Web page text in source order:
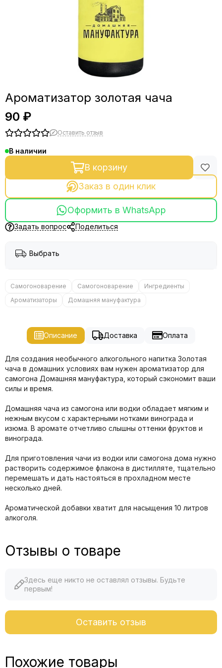
Ароматизатор золотая чача
90 ₽
Оставить отзыв
В наличии
В корзину
Заказ в один клик
Оформить в WhatsApp
Задать вопрос Поделиться
Выбрать
Самогоноварение Самогоноварение
Ингредиенты
Ароматизаторы
Домашняя мануфактура
Описание Доставка Оплата
Для создания необычного алкогольного напитка Золотая
чача в домашних условиях вам нужен ароматизатор для
самогона Домашняя мануфактура, который сэкономит ваши
силы и время.
Домашняя чача из самогона или водки обладает мягким и
нежным вкусом с характерными нотками винограда и
изюма. В аромате отчетливо слышны оттенки фруктов и
винограда.
Для приготовления чачи из водки или самогона дома нужно
растворить содержимое флакона в дистилляте, тщательно
перемешать и дать настояться в прохладном месте
несколько дней.
Ароматической добавки хватит для насыщения 10 литров
алкоголя.
Отзывы о товаре
Здесь еще никто не оставлял отзывы. Будьте
первым!
Оставить отзыв
Похожие товары